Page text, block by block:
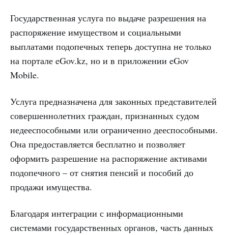
Государственная услуга по выдаче разрешения на
распоряжение имуществом и социальными
выплатами подопечных теперь доступна не только
на портале eGov.kz, но и в приложении eGov
Mobile.
Услуга предназначена для законных представителей
совершеннолетних граждан, признанных судом
недееспособными или ограниченно дееспособными.
Она предоставляется бесплатно и позволяет
оформить разрешение на распоряжение активами
подопечного – от снятия пенсий и пособий до
продажи имущества.
Благодаря интеграции с информационными
системами государственных органов, часть данных